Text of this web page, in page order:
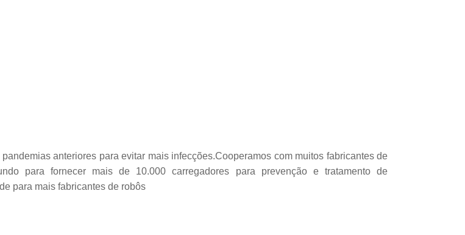
anteriores para evitar mais infecções.Cooperamos com muitos fabricantes de
para fornecer mais de 10.000 carregadores para prevenção e tratamento de
para mais fabricantes de robôs